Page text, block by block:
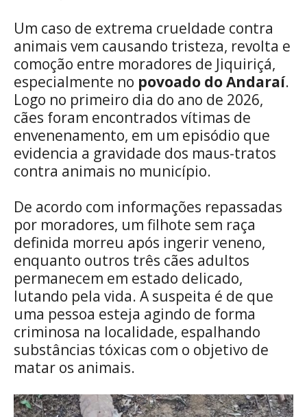
Um caso de extrema crueldade contra
animais vem causando tristeza, revolta e
comoção entre moradores de Jiquiriçá,
especialmente no povoado do Andaraí.
Logo no primeiro dia do ano de 2026,
cães foram encontrados vítimas de
envenenamento, em um episódio que
evidencia a gravidade dos maus-tratos
contra animais no município.
De acordo com informações repassadas
por moradores, um filhote sem raça
definida morreu após ingerir veneno,
enquanto outros três cães adultos
permanecem em estado delicado,
lutando pela vida. A suspeita é de que
uma pessoa esteja agindo de forma
criminosa na localidade, espalhando
substâncias tóxicas com o objetivo de
matar os animais.